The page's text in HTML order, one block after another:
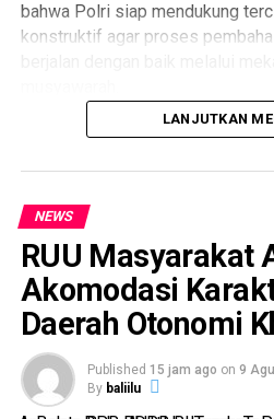
bahwa Polri siap mendukung
konstruktif agar proses
Kapolri menyampaikan bahwa
kebijakan yang mampu
sekaligus menghadirkan
pekerja, pengusaha, dan
“Kami akan membantu menjadi
menyampaikan poin-poin yang
diselesaikan bersama oleh
di DPR, sehingga revisi undang-
menghasilkan keseimbangan
LANJUTKAN
NEWS
RUU Masyarakat
Akomodasi
Daerah Otonomi
Published 15 jam ago on 9
By baliilu